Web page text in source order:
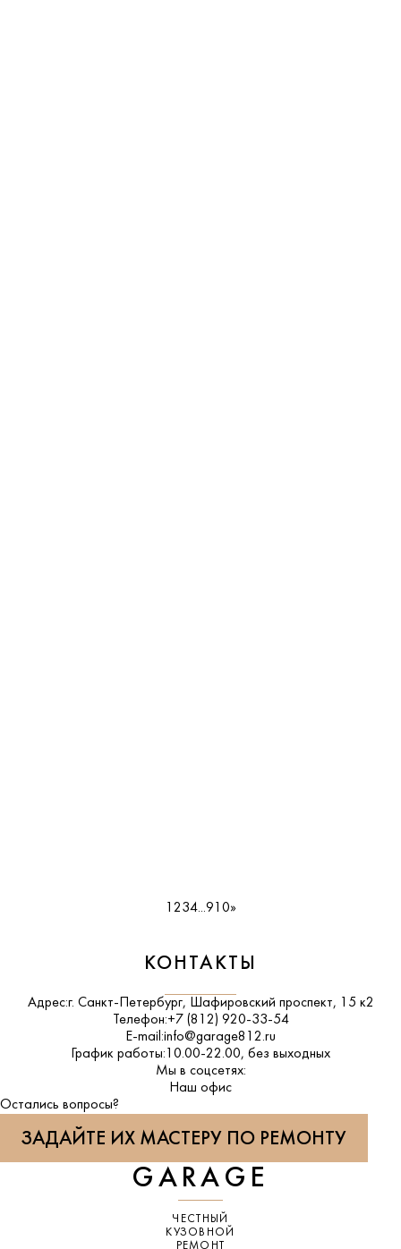
234...9 10»
КОНТАКТЫ
Адрес:г. Санкт-Петербург, Шафировский проспект, 15 к2
Телефон:+7 (812) 920-33-54
E-mail:info@garage812.ru
График работы: 10.00-22.00, без выходных
Мы в соцсетях:
ВКонтакте
Наш офис
Остались вопросы?
ЗАДАЙТЕ ИХ МАСТЕРУ ПО РЕМОНТУ
GARAGE
ЧЕСТНЫЙ
КУЗОВНОЙ
РЕМОНТ